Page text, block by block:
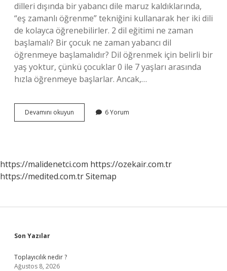
dilleri dışında bir yabancı dile maruz kaldıklarında,
“eş zamanlı öğrenme” tekniğini kullanarak her iki dili
de kolayca öğrenebilirler. 2 dil eğitimi ne zaman
başlamalı? Bir çocuk ne zaman yabancı dil
öğrenmeye başlamalıdır? Dil öğrenmek için belirli bir
yaş yoktur, çünkü çocuklar 0 ile 7 yaşları arasında
hızla öğrenmeye başlarlar. Ancak,…
Devamını okuyun Bebeklerde
Dil
6 Yorum
https://malidenetci.com https://ozekair.com.tr
https://medited.com.trSitemap
Sidebar
Son Yazılar
Toplayıcılık nedir ?
Ağustos 8, 2026